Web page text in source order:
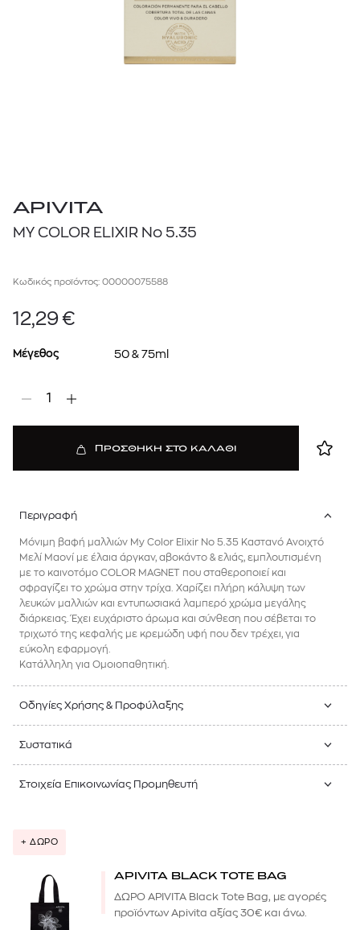
APIVITA
MY COLOR ELIXIR No 5.35
Κωδικός προϊόντος: 00000075588
12,29€
Μέγεθος 50 & 75ml
1
ΠΡΟΣΘΗΚΗ ΣΤΟ ΚΑΛΑΘΙ
Περιγραφή
Μόνιμη βαφή μαλλιών My Color Elixir No 5.35 Καστανό Ανοιχτό
Μελί Μαονί με έλαια άργκαν, αβοκάντο & ελιάς, εμπλουτισμένη
με το καινοτόμο COLOR MAGNET που σταθεροποιεί και
σφραγίζει το χρώμα στην τρίχα. Χαρίζει πλήρη κάλυψη των
λευκών μαλλιών και εντυπωσιακά λαμπερό χρώμα μεγάλης
διάρκειας. Έχει ευχάριστο άρωμα και σύνθεση που σέβεται το
τριχωτό της κεφαλής με κρεμώδη υφή που δεν τρέχει, για
εύκολη εφαρμογή.
Κατάλληλη για Ομοιοπαθητική.
Οδηγίες Χρήσης & Προφύλαξης
Συστατικά
Στοιχεία Επικοινωνίας Προμηθευτή
+ ΔΩΡΟ
APIVITA BLACK TOTE BAG
ΔΩΡΟ APIVITA Black Tote Bag, με αγορές
προϊόντων Apivita αξίας 30€ και άνω.